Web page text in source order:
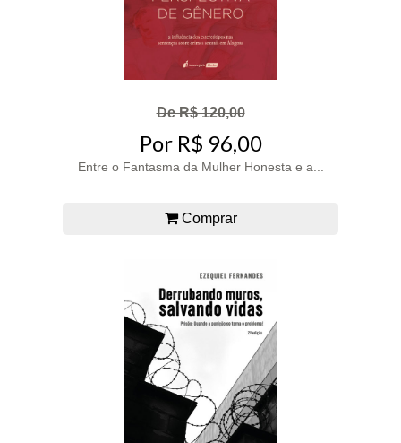
De R$ 120,00
Por R$ 96,00
Entre o Fantasma da Mulher Honesta e a...
Comprar